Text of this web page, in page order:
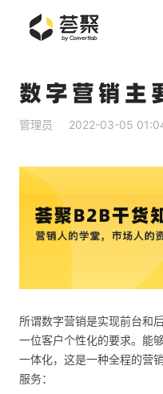
数字营销主
管理员 2022-03-05
所谓数字营销是实现前台和
一位客户个性化的要求。能
一体化，这是一种全程的营
服务：